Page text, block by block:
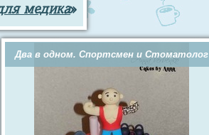
медика»
Два в одном. Спортсмен и Стоматолог